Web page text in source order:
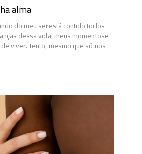
alma
do meu serestá contido todos
dessa vida, meus momentose
viver. Tento, mesmo que só nos